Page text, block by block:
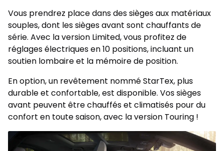
Vous prendrez place dans des sièges aux matériaux
souples, dont les sièges avant sont chauffants de
série. Avec la version Limited, vous profitez de
réglages électriques en 10 positions, incluant un
soutien lombaire et la mémoire de position.
En option, un revêtement nommé StarTex, plus
durable et confortable, est disponible. Vos sièges
avant peuvent être chauffés et climatisés pour du
confort en toute saison, avec la version Touring !